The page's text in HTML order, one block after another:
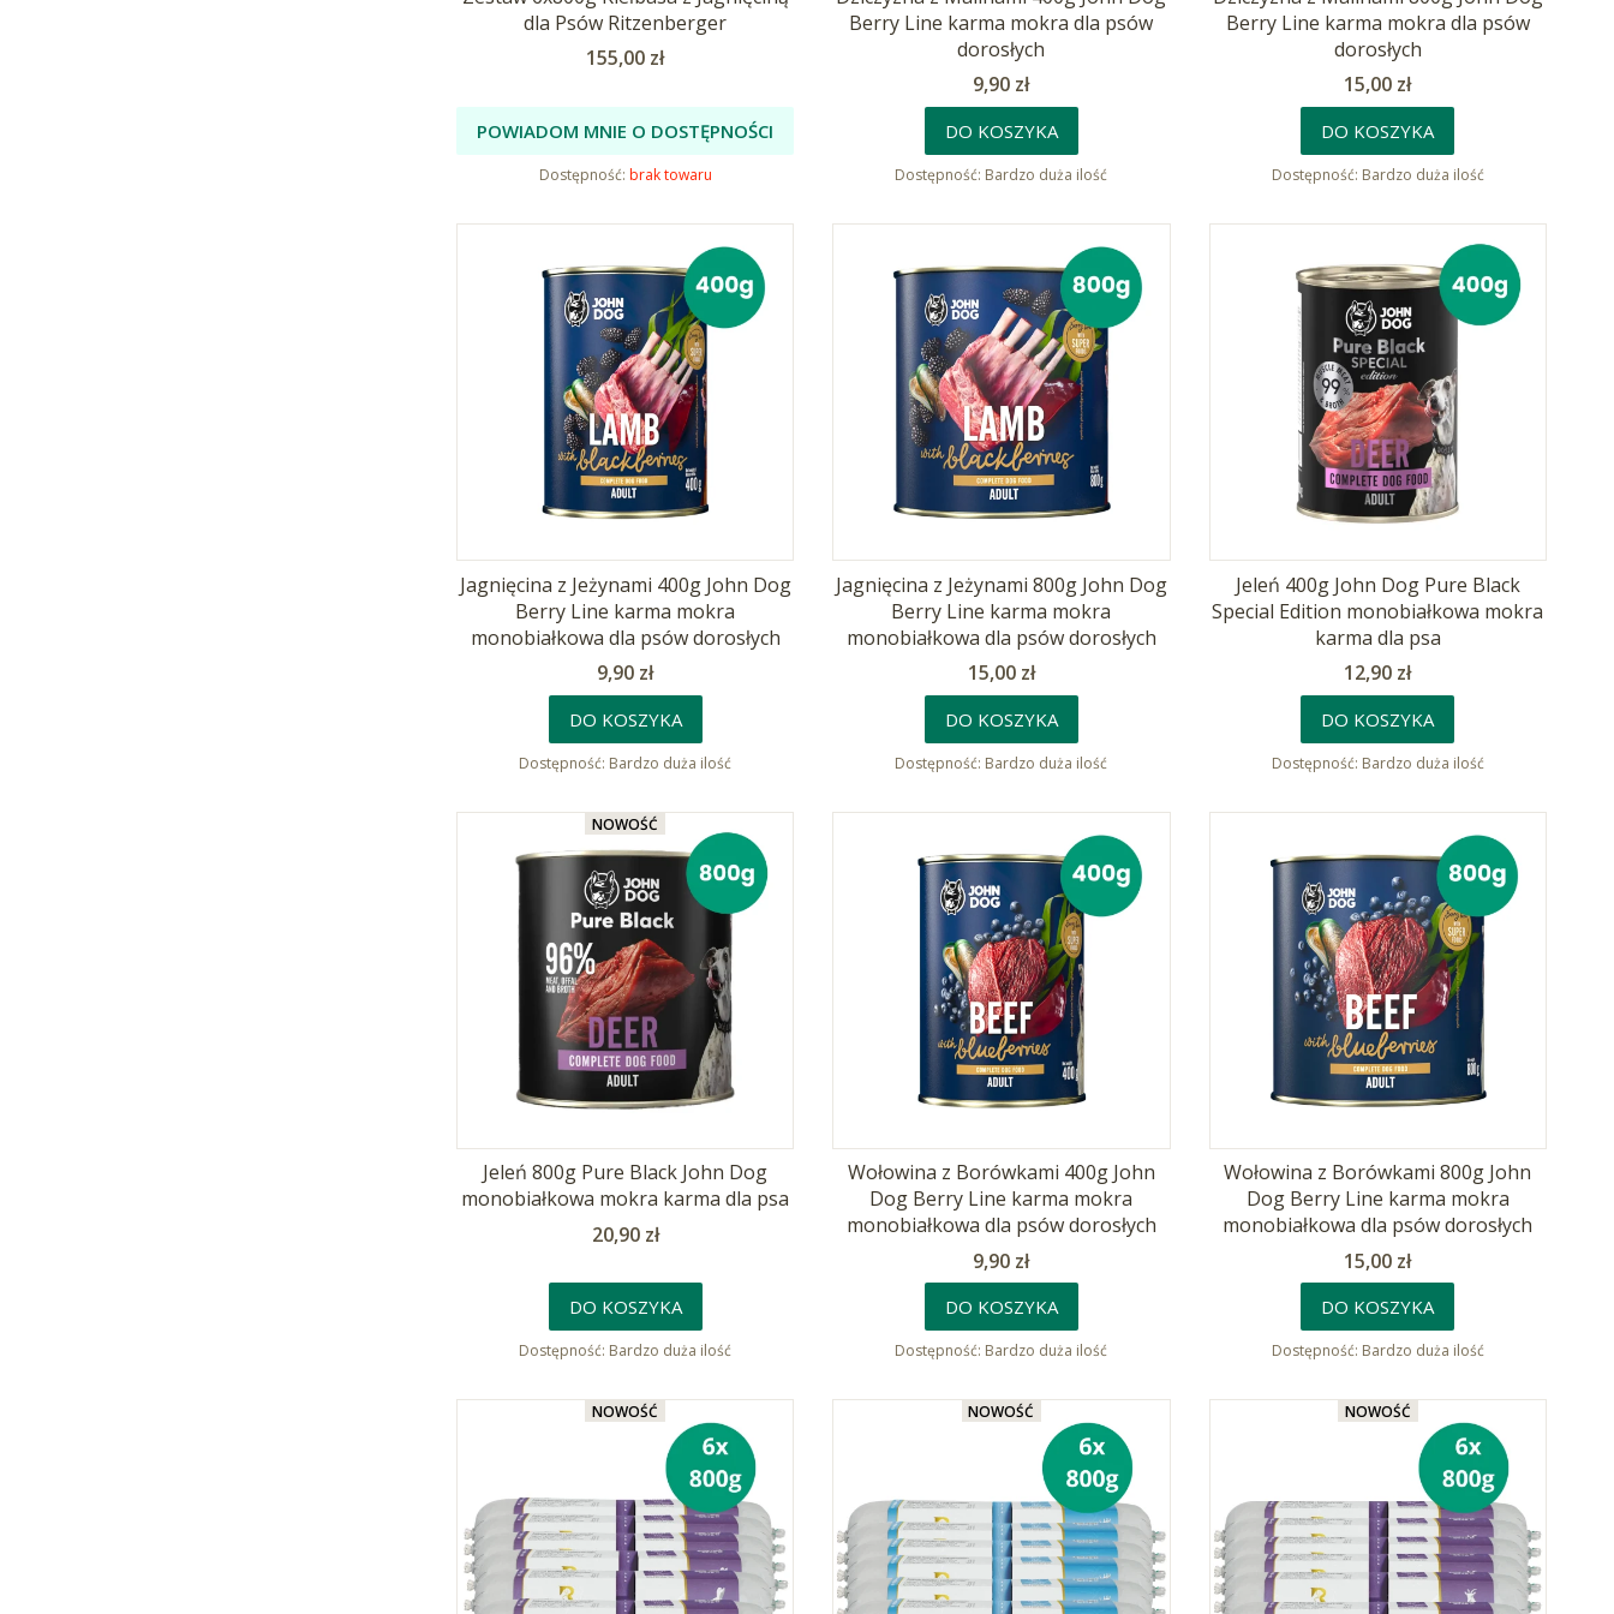
dla Psów Ritzenberger
Cena
155,00 zł
POWIADOM MNIE O DOSTĘPNOŚCI
Dostępność: brak towaru
Berry Line karma mokra dla psów
dorosłych
Cena
9,90 zł
DO KOSZYKA
Dostępność: Bardzo duża ilość
Berry Line karma mokra dla psów
dorosłych
Cena
15,00 zł
DO KOSZYKA
Dostępność: Bardzo duża ilość
Jagnięcina z Jeżynami 400g John Dog
Berry Line karma mokra
monobiałkowa dla psów dorosłych
Cena
9,90 zł
DO KOSZYKA
Dostępność: Bardzo duża ilość
Jagnięcina z Jeżynami 800g John Dog
Berry Line karma mokra
monobiałkowa dla psów dorosłych
Cena
15,00 zł
DO KOSZYKA
Dostępność: Bardzo duża ilość
Jeleń 400g John Dog Pure Black
Special Edition monobiałkowa mokra
karma dla psa
Cena
12,90 zł
DO KOSZYKA
Dostępność: Bardzo duża ilość
NOWOŚĆ
Jeleń 800g Pure Black John Dog
monobiałkowa mokra karma dla psa
Cena
20,90 zł
DO KOSZYKA
Dostępność: Bardzo duża ilość
Wołowina z Borówkami 400g John
Dog Berry Line karma mokra
monobiałkowa dla psów dorosłych
Cena
9,90 zł
DO KOSZYKA
Dostępność: Bardzo duża ilość
Wołowina z Borówkami 800g John
Dog Berry Line karma mokra
monobiałkowa dla psów dorosłych
Cena
15,00 zł
DO KOSZYKA
Dostępność: Bardzo duża ilość
NOWOŚĆ NOWOŚĆ NOWOŚĆ